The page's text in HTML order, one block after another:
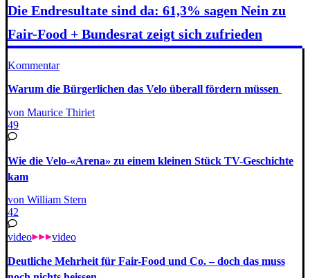
Die Endresultate sind da: 61,3% sagen Nein zu
Fair-Food + Bundesrat zeigt sich zufrieden
Kommentar
Warum die Bürgerlichen das Velo überall fördern müssen
von Maurice Thiriet
49
Wie die Velo-«Arena» zu einem kleinen Stück TV-Geschichte
kam
von William Stern
42
video video
Deutliche Mehrheit für Fair-Food und Co. – doch das muss